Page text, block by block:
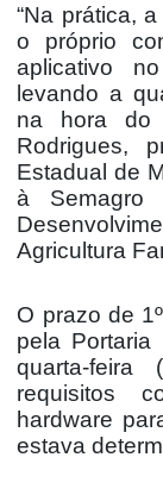
“Na prática,
o próprio
aplicativo
levando a
na hora do
Rodrigues,
Estadual de
à Semagro
Agricultura
O prazo de
pela Portaria
quarta-feira
requisitos
hardware
estava